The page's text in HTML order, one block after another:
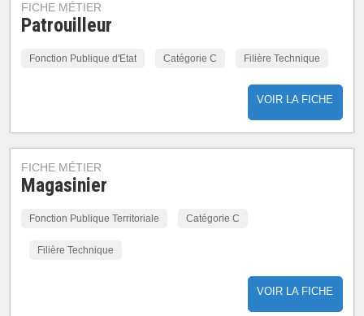
FICHE MÉTIER
Patrouilleur
Fonction Publique d'Etat Catégorie C Filière Technique
VOIR LA FICHE
FICHE MÉTIER
Magasinier
Fonction Publique Territoriale Catégorie C
Filière Technique
VOIR LA FICHE